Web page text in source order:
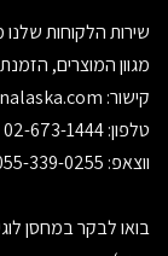
שירות הלקוחות
מגוון המוצרים,
קישור:
טלפון: 02-673-1444
ווצאפ: 055-339-0255